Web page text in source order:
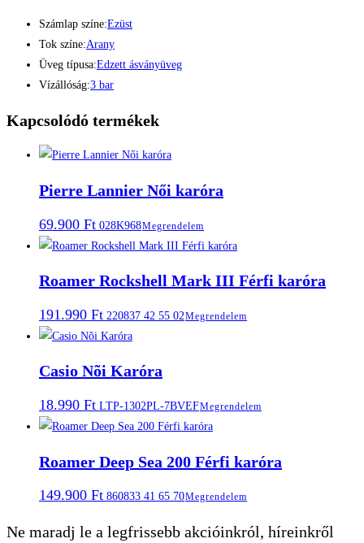
Számlap színe:Ezüst
Tok színe:Arany
Üveg típusa:Edzett ásványüveg
Vízállóság:3 bar
Kapcsolódó termékek
Pierre Lannier Női karóra
69.900 Ft 028K968Megrendelem
Roamer Rockshell Mark III Férfi karóra
191.990 Ft 220837 42 55 02Megrendelem
Casio Nõi Karóra
18.990 Ft LTP-1302PL-7BVEFMegrendelem
Roamer Deep Sea 200 Férfi karóra
149.900 Ft 860833 41 65 70Megrendelem
Ne maradj le a legfrissebb akcióinkról, híreinkről